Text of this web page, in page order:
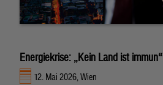
Energiekrise: „Kein Land ist immun“
12. Mai 2026, Wien